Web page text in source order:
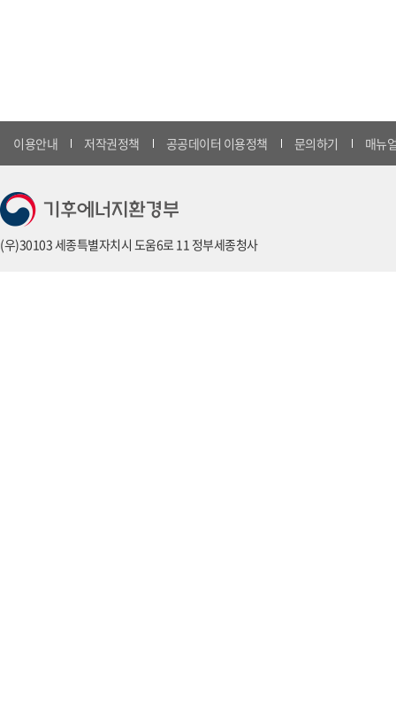
이용안내 저작권정책 공공데이터 이용정책 문의하기 매뉴
(우)30103 세종특별자치시 도움6로 11 정부세종청사